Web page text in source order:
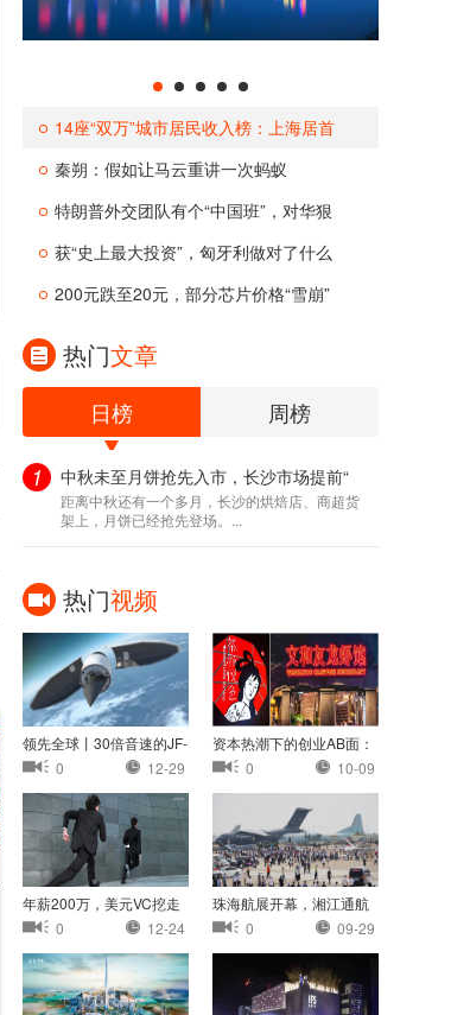
14座“双万”城市居民收入榜：上海居首
秦朔：假如让马云重讲一次蚂蚁
特朗普外交团队有个“中国班”，对华狠
获“史上最大投资”，匈牙利做对了什么
200元跌至20元，部分芯片价格“雪崩”
热门文章
日榜 周榜
1 中秋未至月饼抢先入市，长沙市场提前“
距离中秋还有一个多月，长沙的烘焙店、商超货
架上，月饼已经抢先登场。...
热门视频
领先全球丨30倍音速的JF-
22：中国高超音速
0 12-29
资本热潮下的创业AB面：
茶颜悦色认怂，
0 10-09
年薪200万，美元VC挖走
我的员工
0 12-24
珠海航展开幕，湘江通航
小镇首次亮相珠
0 09-29